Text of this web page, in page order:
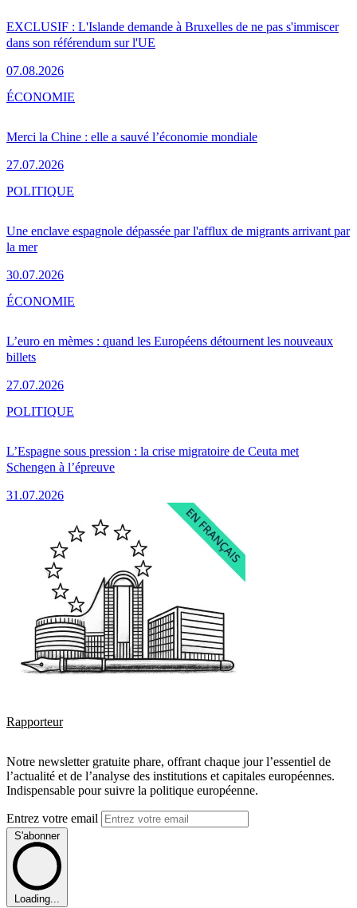
EXCLUSIF : L'Islande demande à Bruxelles de ne pas s'immiscer
dans son référendum sur l'UE
07.08.2026
Merci la Chine : elle a sauvé l’économie mondiale
27.07.2026
ÉCONOMIE
Une enclave espagnole dépassée par l'afflux de migrants arrivant par
la mer
30.07.2026
POLITIQUE
L’euro en mèmes : quand les Européens détournent les nouveaux
billets
27.07.2026
ÉCONOMIE
L’Espagne sous pression : la crise migratoire de Ceuta met
Schengen à l’épreuve
31.07.2026
POLITIQUE
Rapporteur
Notre newsletter gratuite phare, offrant chaque jour l’essentiel de
l’actualité et de l’analyse des institutions et capitales européennes.
Indispensable pour suivre la politique européenne.
Entrez votre email
S'abonner
Loading...